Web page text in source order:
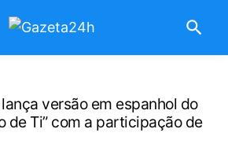
versão em espanhol do
de Ti” com a participação de